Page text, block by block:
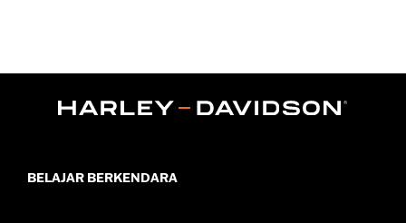
BELAJAR BERKENDARA